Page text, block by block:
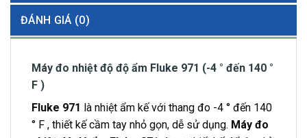
ĐÁNH GIÁ (0)
Máy đo nhiệt độ độ ẩm Fluke 971 (-4 ° đến 140 °
F )
Fluke 971 là nhiệt ẩm kế với thang đo -4 ° đến 140
° F , thiết kế cầm tay nhỏ gọn, dễ sử dụng. Máy đo